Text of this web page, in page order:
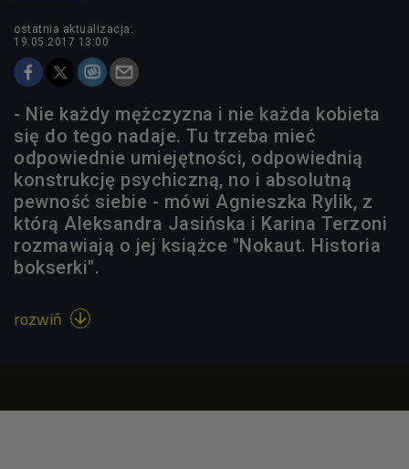
ostatnia aktualizacja:
19.05.2017 13:00
- Nie każdy mężczyzna i nie każda kobieta
się do tego nadaje. Tu trzeba mieć
odpowiednie umiejętności, odpowiednią
konstrukcję psychiczną, no i absolutną
pewność siebie - mówi Agnieszka Rylik, z
którą Aleksandra Jasińska i Karina Terzoni
rozmawiają o jej książce "Nokaut. Historia
bokserki".
rozwiń 